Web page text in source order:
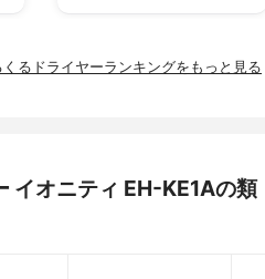
くるドライヤーランキングをもっと見る
イオニティ EH-KE1Aの類